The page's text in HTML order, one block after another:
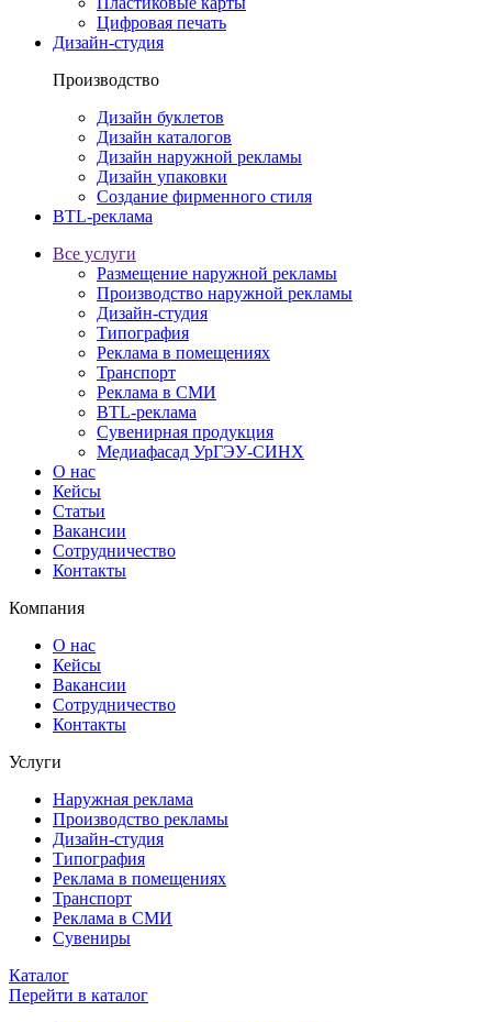
Цифровая печать
Дизайн-студия
Производство
Дизайн буклетов
Дизайн каталогов
Дизайн наружной рекламы
Дизайн упаковки
Создание фирменного стиля
BTL-реклама
Все услуги
Размещение наружной рекламы
Производство наружной рекламы
Дизайн-студия
Типография
Реклама в помещениях
Транспорт
Реклама в СМИ
BTL-реклама
Сувенирная продукция
Медиафасад УрГЭУ-СИНХ
О нас
Кейсы
Статьи
Вакансии
Сотрудничество
Контакты
Компания
О нас
Кейсы
Вакансии
Сотрудничество
Контакты
Услуги
Наружная реклама
Производство рекламы
Дизайн-студия
Типография
Реклама в помещениях
Транспорт
Реклама в СМИ
Сувениры
Каталог
Перейти в каталог